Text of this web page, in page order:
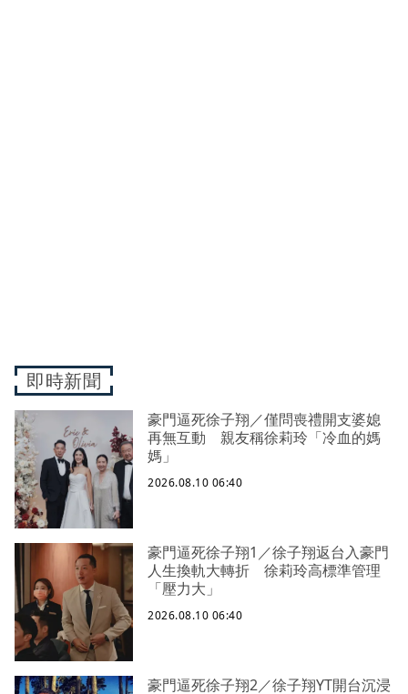
即時新聞
豪門逼死徐子翔／僅問喪禮開支婆媳
再無互動 親友稱徐莉玲「冷血的媽
媽」
2026.08.10 06:40
豪門逼死徐子翔1／徐子翔返台入豪門
人生換軌大轉折 徐莉玲高標準管理
「壓力大」
2026.08.10 06:40
豪門逼死徐子翔2／徐子翔YT開台沉浸